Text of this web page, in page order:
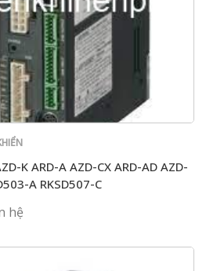
K ARD-A AZD-CX ARD-AD AZD-
A RKSD507-C
hệ